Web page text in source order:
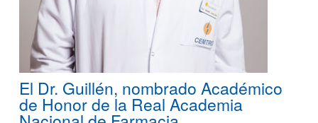
El Dr. Guillén, nombrado Académico
de Honor de la Real Academia